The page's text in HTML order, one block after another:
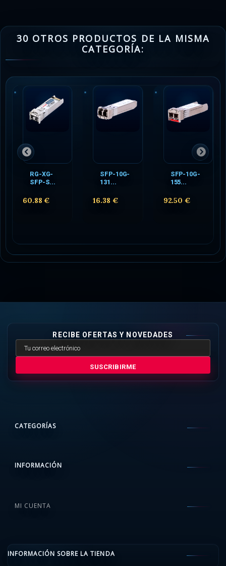
30 OTROS PRODUCTOS DE LA MISMA
CATEGORÍA:
RG-XG-
SFP-S...
60.88 €
SFP-10G-
131...
16.38 €
SFP-10G-
155...
92.50 €
RECIBE OFERTAS Y NOVEDADES
SUSCRIBIRME
CATEGORÍAS
INFORMACIÓN
MI CUENTA
INFORMACIÓN SOBRE LA TIENDA